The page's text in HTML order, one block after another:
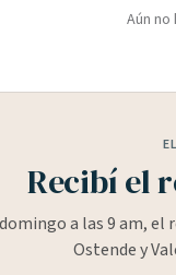
Aún
Recibí el
a las 9 am,
Ostende y